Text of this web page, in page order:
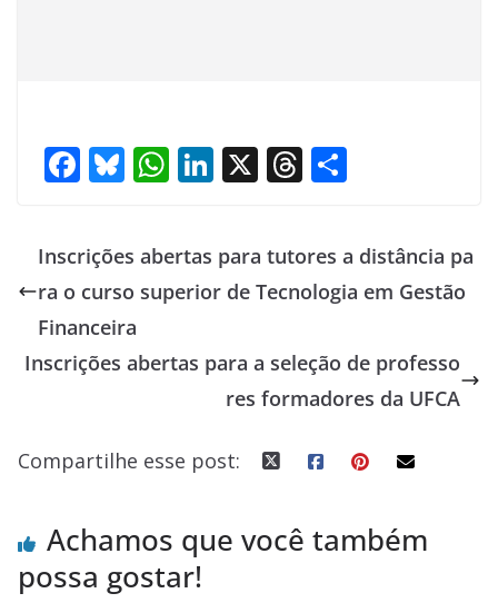
F
e
b
o
o
k
Bl
sk
y
W
s
A
p
Li
e
dI
X T
a
d
ar
e
Inscrições abertas para tutores a distância pa
ra o curso superior de Tecnologia em Gestão
Financeira
Inscrições abertas para a seleção de professo
res formadores da UFCA
Compartilhe esse post:
Achamos que você também
possa gostar!